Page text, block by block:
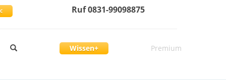
Ruf 0831-99098875
Wissen+ Premium